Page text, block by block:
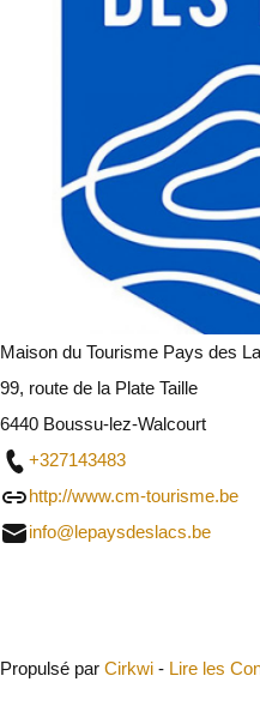
Maison du Tourisme Pays des
99, route de la Plate Taille
6440 Boussu-lez-Walcourt
+327143483
http://www.cm-tourisme.be
info@lepaysdeslacs.be
Propulsé par Cirkwi - Lire les